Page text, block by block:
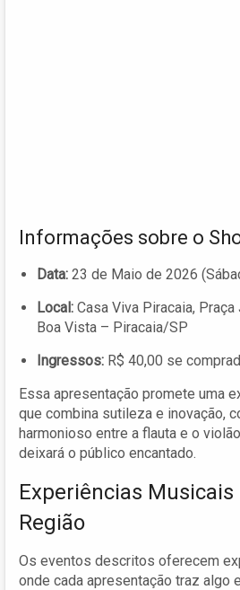
Informações sobre o
Data: 23 de Maio de 2026
Local: Casa Viva Piracaia,
Boa Vista – Piracaia/SP
Ingressos: R$ 40,00 se
Essa apresentação promete uma
que combina sutileza e inovação,
harmonioso entre a flauta e o
deixará o público encantado.
Experiências Musicais
Região
Os eventos descritos oferecem
onde cada apresentação traz algo